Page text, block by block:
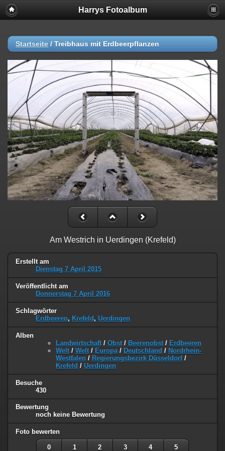
Harrys Fotoalbum
Startseite / Treibhaus mit Erdbeerpflanzen
Am Westrich in Uerdingen (Krefeld)
Erstellt am
Dienstag 7 April 2015
Veröffentlicht am
Donnerstag 7 April 2016
Schlagwörter
Erdbeeren, Krefeld , Uerdingen
Alben
Landwirtschaft / Obst / Beerenobst / Erdbeeren
Welt / Welt / Europa / Deutschland / Nordrhein-
Westfalen / Regierungsbezirk Düsseldorf/
Krefeld / Uerdingen
Besuche
430
Bewertung
noch keine Bewertung
Foto bewerten
0 1 2 3 4 5